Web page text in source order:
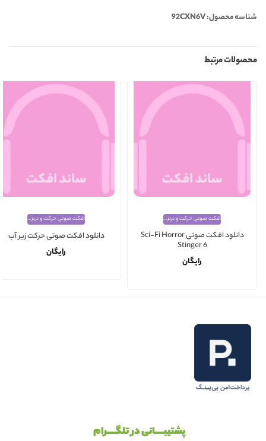
شناسه محصول: 92CXN6V
محصولات مرتبط
افکت صوتی حرکت و ترنزیشن
دانلود افکت صوتی Sci-Fi Horror
Stinger 6
رایگان
افکت صوتی حرکت و ترنزیشن
دانلود افکت صوتی حرکت زیر آب
رایگان
پشتیبـــــانی در تلگـــــرام